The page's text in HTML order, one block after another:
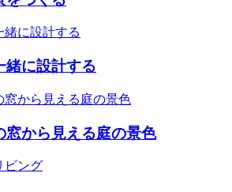
緒に設計する
窓から見える庭の景色